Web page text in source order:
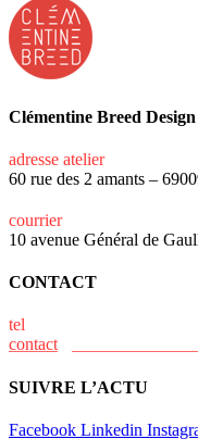
Clémentine Breed Design
adresse atelier
60 rue des 2 amants –
courrier
10 avenue Général de
CONTACT
tel
contact
SUIVRE L’ACTU
Facebook Linkedin